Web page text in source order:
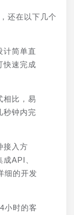
还在以下几个
计简单直
快速完成
相比，易
秒钟内完
接入方
API、
细的开发
小时的客